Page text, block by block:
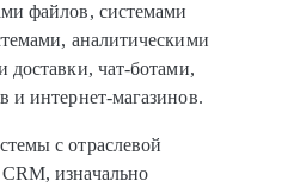
файлов, системами
аналитическими
доставки, чат-ботами,
и интернет-магазинов.
с отраслевой
изначально